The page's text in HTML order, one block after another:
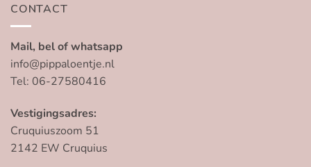
CONTACT
Mail, bel of whatsapp
info@pippaloentje.nl
Tel: 06-27580416
Vestigingsadres:
Cruquiuszoom 51
2142 EW Cruquius